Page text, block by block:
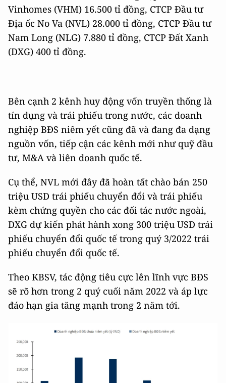
Vinhomes (VHM) 16.500 tỉ đồng, CTCP Đầu tư
Địa ốc No Va (NVL) 28.000 tỉ đồng, CTCP Đầu tư
Nam Long (NLG) 7.880 tỉ đồng, CTCP Đất Xanh
(DXG) 400 tỉ đồng.
Bên cạnh 2 kênh huy động vốn truyền thống là
tín dụng và trái phiếu trong nước, các doanh
nghiệp BĐS niêm yết cũng đã và đang đa dạng
nguồn vốn, tiếp cận các kênh mới như quỹ đầu
tư, M&A và liên doanh quốc tế.
Cụ thể, NVL mới đây đã hoàn tất chào bán 250
triệu USD trái phiếu chuyển đổi và trái phiếu
kèm chứng quyền cho các đối tác nước ngoài,
DXG dự kiến phát hành xong 300 triệu USD trái
phiếu chuyển đổi quốc tế trong quý 3/2022 trái
phiếu chuyển đổi quốc tế.
Theo KBSV, tác động tiêu cực lên lĩnh vực BĐS
sẽ rõ hơn trong 2 quý cuối năm 2022 và áp lực
đáo hạn gia tăng mạnh trong 2 năm tới.